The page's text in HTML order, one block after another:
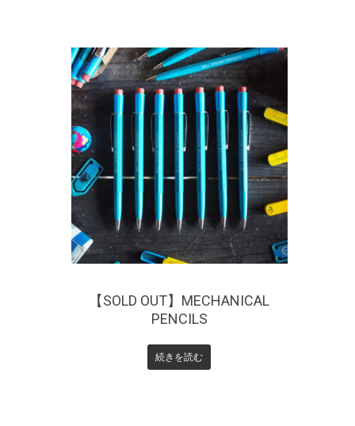
¥1,650
【SOLD OUT】MECHANICAL
PENCILS
続きを読む